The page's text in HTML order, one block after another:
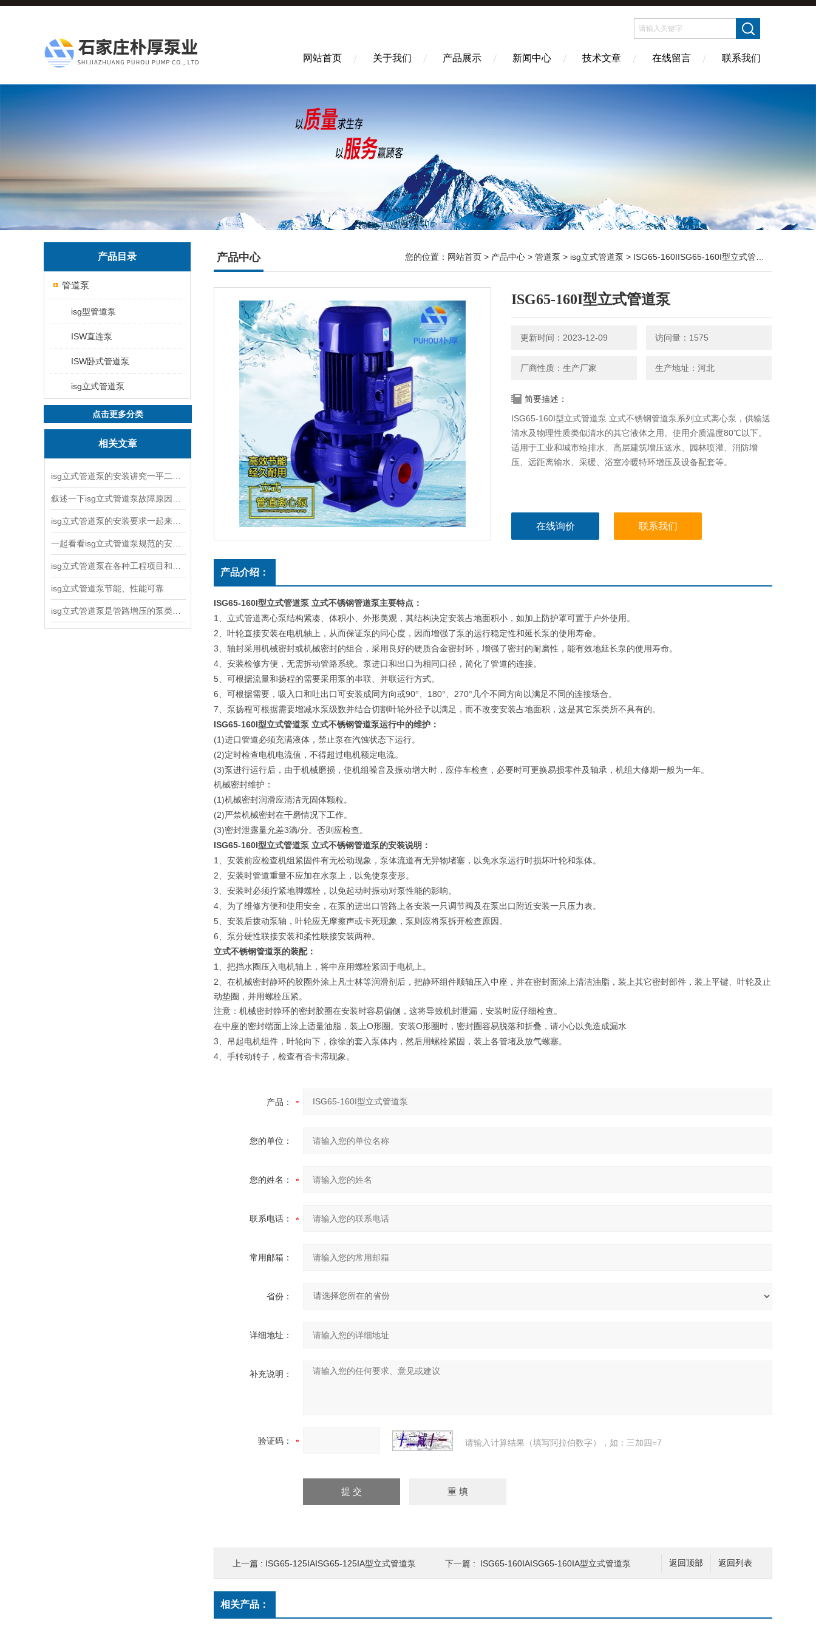
网站首页 关于我们 产品展示 新闻中心 技术文章 在线留言 联系我们
产品目录
管道泵
isg型管道泵
ISW直连泵
ISW卧式管道泵
isg立式管道泵
点击更多分类
相关文章
isg立式管道泵节能、性能可靠
产品中心 您的位置： 网站首页 > 产品中心 > 管道泵 > isg立式管道泵 > ISG65-160IISG65-160I型立式管道泵
ISG65-160I型立式管道泵
更新时间：2023-12-09 访问量：1575
厂商性质：生产厂家 生产地址：河北
简要描述：
ISG65-160I型立式管道泵 立式不锈钢管道泵系列立式离心泵，供输送
清水及物理性质类似清水的其它液体之用。使用介质温度80℃以下。
适用于工业和城市给排水、高层建筑增压送水、园林喷灌、消防增
压、远距离输水、采暖、浴室冷暖特环增压及设备配套等。
在线询价 联系我们
产品介绍：
ISG65-160I型立式管道泵 立式不锈钢管道泵主要特点：
1 、立式管道离心泵结构紧凑、体积小、外形美观，其结构决定安装占地面积小，如加上防护罩可置于户外使用。
2、叶轮直接安装在电机轴上，从而保证泵的同心度，因而增强了泵的运行稳定性和延长泵的使用寿命。
3、轴封采用机械密封或机械密封的组合，采用良好的硬质合金密封环，增强了密封的耐磨性，能有效地延长泵的使用寿命。
4、安装检修方便，无需拆动管路系统。泵进口和出口为相同口径，简化了管道的连接。
5、可根据流量和扬程的需要采用泵的串联、并联运行方式。
6、可根据需要，吸入口和吐出口可安装成同方向或90°、 180°、 270°几个不同方向以满足不同的连接场合。
7、泵扬程可根据需要增减水泵级数并结合切割叶轮外径予以满足，而不改变安装占地面积，这是其它泵类所不具有的。
ISG65-160I型立式管道泵 立式不锈钢管道泵运行中的维护：
(1)进口管道必须充满液体，禁止泵在汽蚀状态下运行。
(2)定时检查电机电流值，不得超过电机额定电流。
(3)泵进行运行后，由于机械磨损，使机组噪音及振动增大时，应停车检查，必要时可更换易损零件及轴承，机组大修期一般为一年。
机械密封维护：
(1)机械密封润滑应清洁无固体颗粒。
(2)严禁机械密封在干磨情况下工作。
(3)密封泄露量允差3滴/分。否则应检查。
ISG65-160I型立式管道泵 立式不锈钢管道泵的安装说明：
1 、安装前应检查机组紧固件有无松动现象，泵体流道有无异物堵塞，以免水泵运行时损坏叶轮和泵体。
2、安装时管道重量不应加在水泵上，以免使泵变形。
3、安装时必须拧紧地脚螺栓，以免起动时振动对泵性能的影响。
4、为了维修方便和使用安全，在泵的进出口管路上各安装一只调节阀及在泵出口附近安装一只压力表。
5、安装后拨动泵轴，叶轮应无摩擦声或卡死现象，泵则应将泵拆开检查原因。
6、泵分硬性联接安装和柔性联接安装两种。
立式不锈钢管道泵的装配：
1 、把挡水圈压入电机轴上，将中座用螺栓紧固于电机上。
2、在机械密封静环的胶圈外涂上凡士林等润滑剂后，把静环组件顺轴压入中座，并在密封面涂上清洁油脂，装上其它密封部件，装上平键、叶轮及止
动垫圈，并用螺栓压紧。
注意：机械密封静环的密封胶圈在安装时容易偏侧，这将导致机封泄漏，安装时应仔细检查。
在中座的密封端面上涂上适量油脂，装上O形圈。安装O形圈时，密封圈容易脱落和折叠，请小心以免造成漏水
3、吊起电机组件，叶轮向下，徐徐的套入泵体内，然后用螺栓紧固，装上各管堵及放气螺塞。
4、手转动转子，检查有否卡滞现象。
产品：
您的单位：
您的姓名：
联系电话：
常用邮箱：
省份：
详细地址：
补充说明：
验证码： 请输入计算结果（填写阿拉伯数字），如：三加四=7
返回列表
返回顶部
上一篇 : ISG65-125IAISG65-125IA型立式管道泵 下一篇 : ISG65-160IAISG65-160IA型立式管道泵
相关产品：